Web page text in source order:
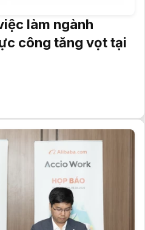
làm ngành
công tăng vọt tại